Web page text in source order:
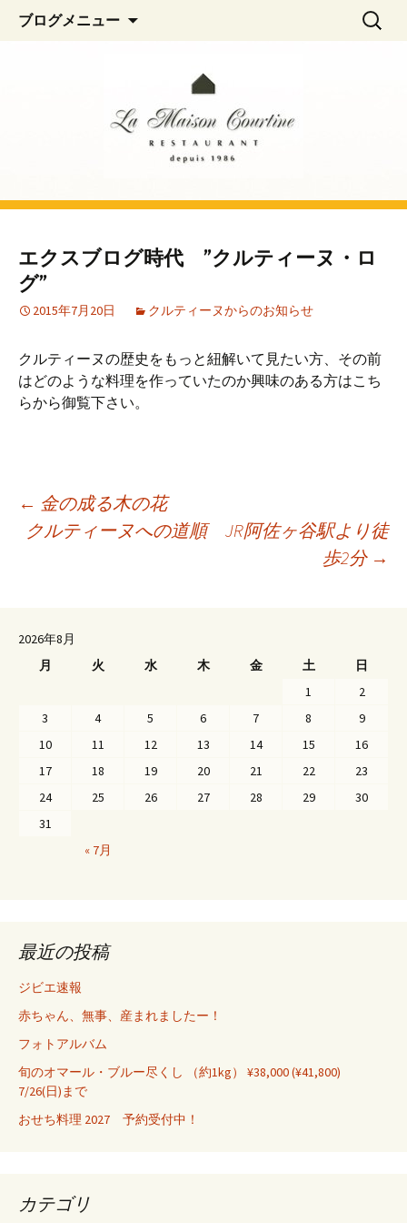
La Maison Courtine
阿佐ヶ谷、荻窪のフレンチレストラン
「La Maison Courtine（ラ・メゾン・クル
ブログメニュー
へ
移
検
エクスブログ時代 ”クルティーヌ・ロ
グ”
2015年7月20日 クルティーヌからのお知らせ
クルティーヌの歴史をもっと紐解いて見たい方、その前
はどのような料理を作っていたのか興味のある方はこち
らから御覧下さい。
ゲ
← 金の成る木の花
クルティーヌへの道順 JR阿佐ヶ谷駅より徒
歩2分 →
2026年8月
月
火 水 木 金 土 日
« 7月
1
2
3
4 5 6 7 8
9
10
11 12 13 14 15
16
17
18 19 20 21 22
23
24
25 26 27 28 29
30
31
最近の投稿
ジビエ速報
赤ちゃん、無事、産まれましたー！
フォトアルバム
旬のオマール・ブルー尽くし （約1kg） ¥38,000 (¥41,800)
7/26(日)まで
おせち料理 2027 予約受付中！
カテゴリ